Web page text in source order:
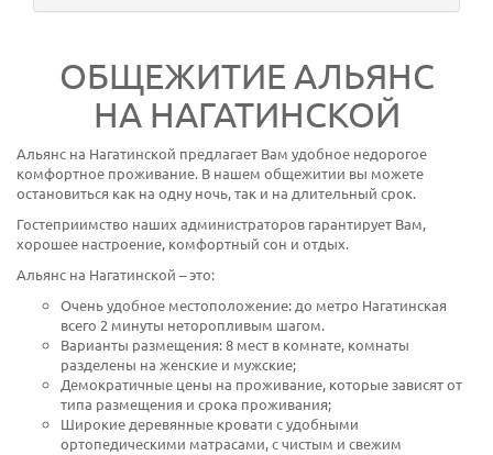
ОБЩЕЖИТИЕ АЛЬЯНС
НА НАГАТИНСКОЙ
Альянс на Нагатинской предлагает Вам удобное недорогое
комфортное проживание. В нашем общежитии вы можете
остановиться как на одну ночь, так и на длительный срок.
Гостеприимство наших администраторов гарантирует Вам,
хорошее настроение, комфортный сон и отдых.
Альянс на Нагатинской – это:
Очень удобное местоположение: до метро Нагатинская
всего 2 минуты неторопливым шагом.
Варианты размещения: 8 мест в комнате, комнаты
разделены на женские и мужские;
Демократичные цены на проживание, которые зависят от
типа размещения и срока проживания;
Широкие деревянные кровати с удобными
ортопедическими матрасами, с чистым и свежим